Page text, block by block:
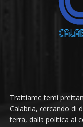
Trattiamo temi
Calabria, cercando di
terra, dalla politica al